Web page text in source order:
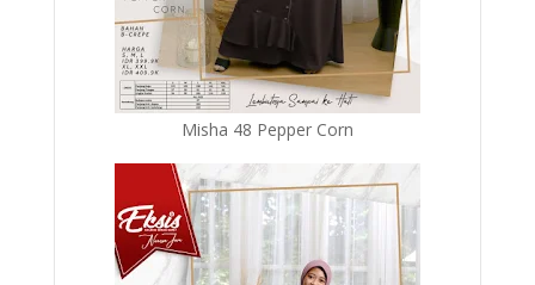
Misha 48 Pepper Corn